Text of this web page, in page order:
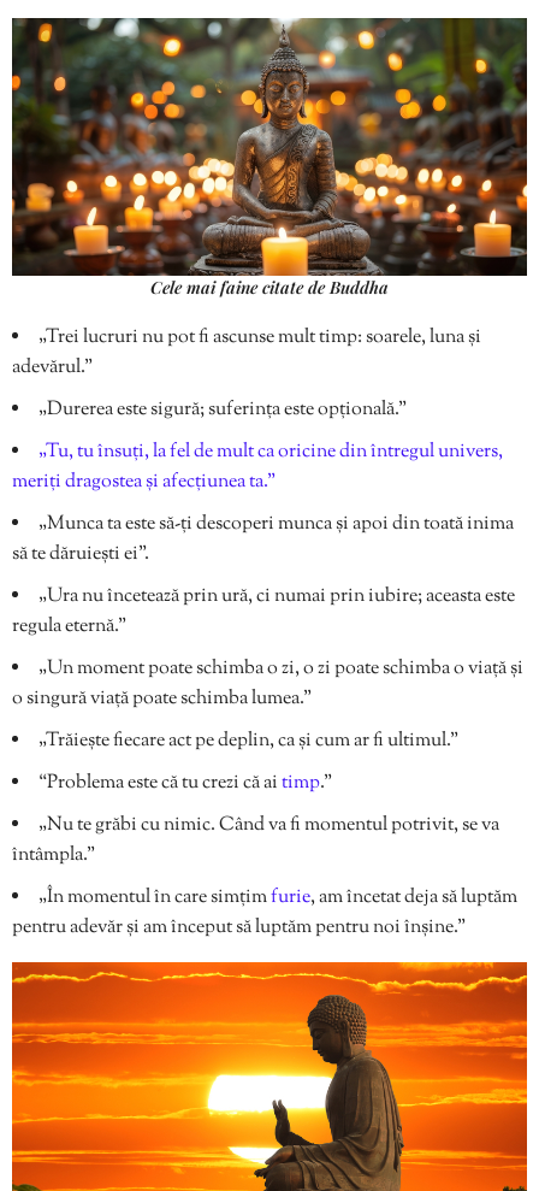
Cele mai faine citate de Buddha
„Trei lucruri nu pot fi ascunse mult timp: soarele, luna și
adevărul.”
„Durerea este sigură; suferința este opțională.”
„Tu, tu însuți, la fel de mult ca oricine din întregul univers,
meriți dragostea și afecțiunea ta.”
„Munca ta este să-ți descoperi munca și apoi din toată inima
să te dăruiești ei”.
„Ura nu încetează prin ură, ci numai prin iubire; aceasta este
regula eternă.”
„Un moment poate schimba o zi, o zi poate schimba o viață și
o singură viață poate schimba lumea.”
„Trăiește fiecare act pe deplin, ca și cum ar fi ultimul.”
“Problema este că tu crezi că aitimp.”
„Nu te grăbi cu nimic. Când va fi momentul potrivit, se va
întâmpla.”
„În momentul în care simțimfurie, am încetat deja să luptăm
pentru adevăr și am început să luptăm pentru noi înșine.”